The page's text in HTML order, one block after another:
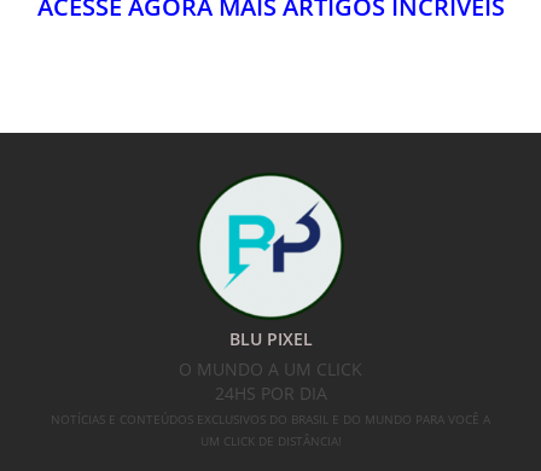
BLU PIXEL
O MUNDO A UM CLICK
24HS POR DIA
NOTÍCIAS E CONTEÚDOS EXCLUSIVOS DO BRASIL E DO MUNDO PARA VOCÊ A
UM CLICK DE DISTÂNCIA!